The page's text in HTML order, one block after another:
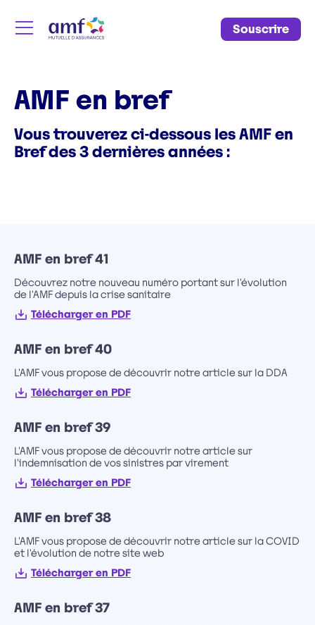
Souscrire
AMF en bref
Vous trouverez ci-dessous les AMF en
Bref des 3 dernières années :
AMF en bref 41
Découvrez notre nouveau numéro portant sur l'évolution
de l'AMF depuis la crise sanitaire
Télécharger en PDF
AMF en bref 40
L'AMF vous propose de découvrir notre article sur la DDA
Télécharger en PDF
AMF en bref 39
L'AMF vous propose de découvrir notre article sur
l'indemnisation de vos sinistres par virement
Télécharger en PDF
AMF en bref 38
L'AMF vous propose de découvrir notre article sur la COVID
et l'évolution de notre site web
Télécharger en PDF
AMF en bref 37